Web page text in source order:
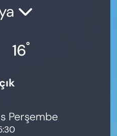
16°
Perşembe